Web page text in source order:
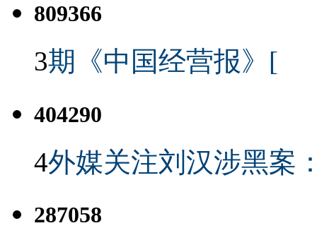
809366
3期《中国经营报》[
404290
4外媒关注刘汉涉黑案
287058